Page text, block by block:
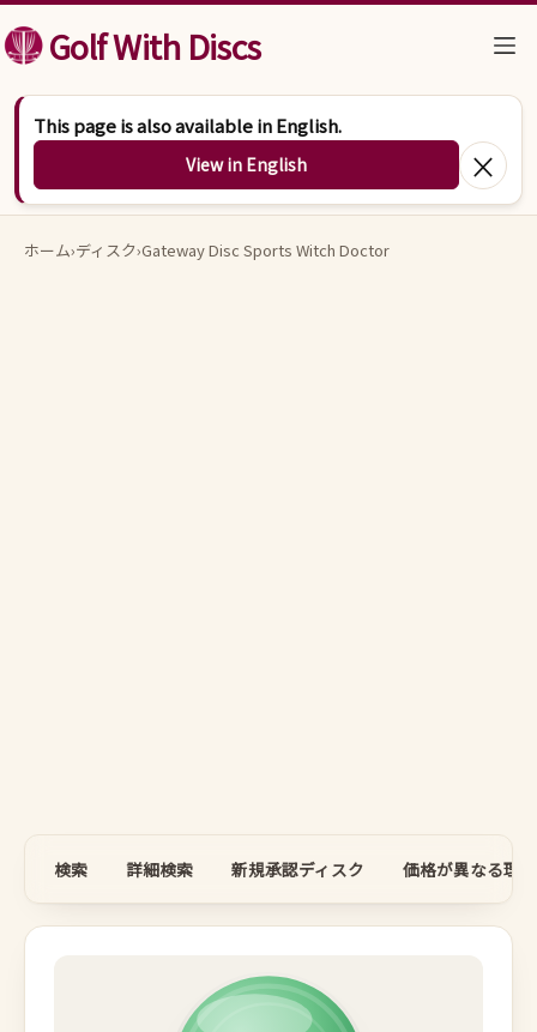
コンテンツへスキップ
Golf With Discs
This page is also available in English.
View in English ×
ホーム›ディスク›Gateway Disc Sports Witch Doctor
検索 詳細検索 新規承認ディスク 価格が異なる理由